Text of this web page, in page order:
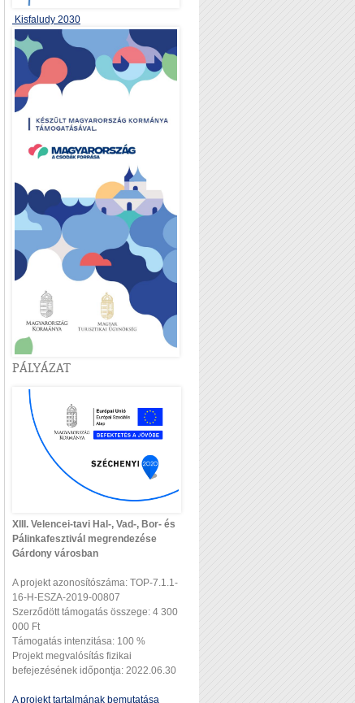
Kisfaludy 2030
PÁLYÁZAT
XIII. Velencei-tavi Hal-, Vad-, Bor- és
Pálinkafesztivál megrendezése
Gárdony városban
A projekt azonosítószáma: TOP-7.1.1-
16-H-ESZA-2019-00807
Szerződött támogatás összege: 4 300
000 Ft
Támogatás intenzitása: 100 %
Projekt megvalósítás fizikai
befejezésének időpontja: 2022.06.30
A projekt tartalmának bemutatása